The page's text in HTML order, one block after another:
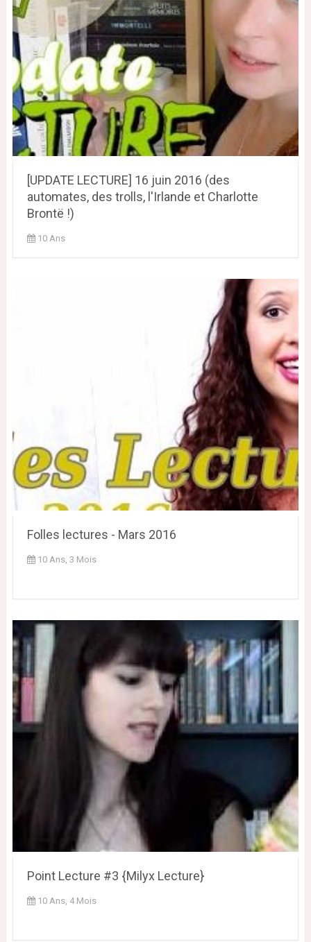
[UPDATE LECTURE] 16 juin 2016 (des
automates, des trolls, l'Irlande et Charlotte
Brontë !)
10 Ans
Folles lectures - Mars 2016
10 Ans, 3 Mois
Point Lecture #3 {Milyx Lecture}
10 Ans, 4 Mois